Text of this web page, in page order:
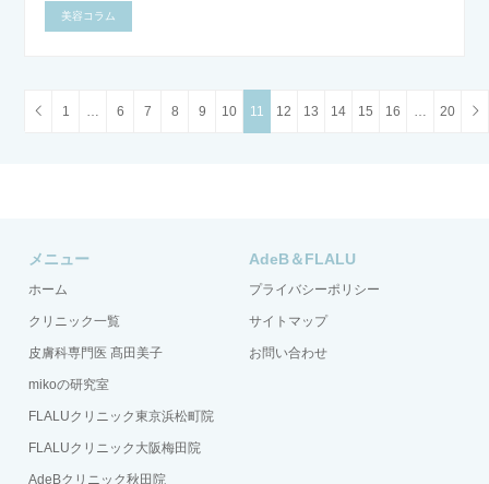
美容コラム
1 6 7 8 9 10 11 12 13 14 15 16 20
メニュー
ホーム
クリニック一覧
皮膚科専門医 髙田美子
mikoの研究室
FLALUクリニック東京浜松町院
FLALUクリニック大阪梅田院
AdeBクリニック秋田院
AdeB＆FLALU
プライバシーポリシー
サイトマップ
お問い合わせ